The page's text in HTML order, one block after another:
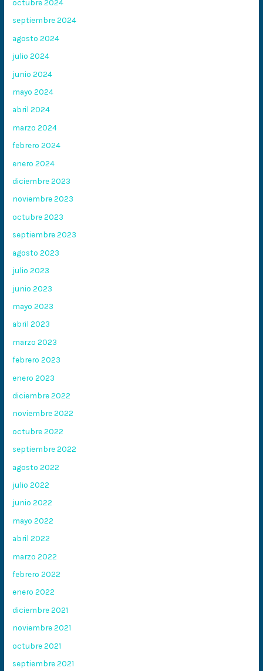
octubre 2024
septiembre 2024
agosto 2024
julio 2024
junio 2024
mayo 2024
abril 2024
marzo 2024
febrero 2024
enero 2024
diciembre 2023
noviembre 2023
octubre 2023
septiembre 2023
agosto 2023
julio 2023
junio 2023
mayo 2023
abril 2023
marzo 2023
febrero 2023
enero 2023
diciembre 2022
noviembre 2022
octubre 2022
septiembre 2022
agosto 2022
julio 2022
junio 2022
mayo 2022
abril 2022
marzo 2022
febrero 2022
enero 2022
diciembre 2021
noviembre 2021
octubre 2021
septiembre 2021